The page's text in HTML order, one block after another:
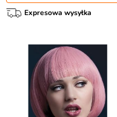
Expresowa wysyłka